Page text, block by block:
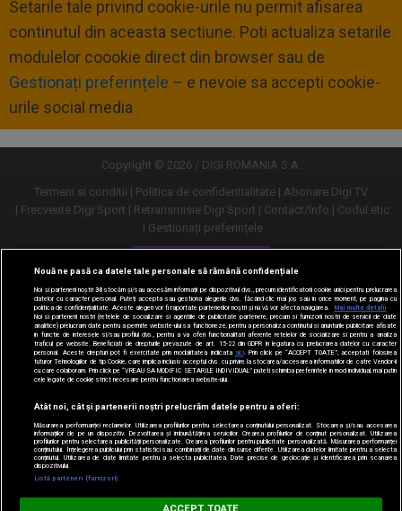
Digi Sport
Setarile tale privind cookie-urile nu permit afisarea
continutul din aceasta sectiune. Poti actualiza setarile
modulelor coookie direct din browser sau de
Gestionați preferințele – e nevoie sa accepti cookie-
urile social media
Copyright © 2026 / DIGI ROMANIA S.A.
Termeni si conditii
Politica de confidentialitate
Abonare Digi TV
Frecvente Digi Sport
Retransmisie Digi Sport Contact/Info
Codul etic
Gestionați preferințele
Versiune desktop
Nouă ne pasă ca datele tale personale să rămână confidențiale
Noi și partenerii noștri30stocăm și/sau accesăm informații pe dispozitivul dvs., precum identificatorii cookie unici pentru prelucrarea
datelor cu caracter personal. Puteți accepta sau gestiona alegerile dvs. făcând clic mai jos sau în orice moment, pe pagina cu
politica de confidențialitate. Aceste alegeri vor fi raportate partenerilor noștri și nu vă vor afecta navigarea.
Mai multe detalii
Noi si partenerii nostri (retelele de socializare si agentiile de publicitate partenere, precum si furnizorii nostri de servicii de date
analitice) prelucram date pentru a permite website-ului sa functioneze, pentru a personaliza continutul si anunturile publicitare afisate
in functie de interesele si/sau profilul dvs., pentru a va oferi functionalitati aferente retelelor de socializare si pentru a analiza
traficul pe website. Beneficiati de drepturile prevazute de art. 15-22 din GDPR in legatura cu prelucrarea datelor cu caracter
personal. Aceste drepturi pot fi exercitate prin modalitatea indicata aici. Prin click pe “ACCEPT TOATE”, acceptati folosirea
tuturor Tehnologiilor de tip Cookie, care implica inclusiv acceptul dvs. cu privire la stocarea/accesarea informatiilor de catre Vendor-ii
cu care colaboram. Prin click pe “VREAU SA MODIFIC SETARILE INDIVIDUAL” puteti schimba preferintele in mod individual, mai putin
cele legate de cookie strict necesare pentru functionarea website-ului.
Atât noi, cât și partenerii noștri prelucrăm datele pentru a oferi:
Măsurarea performanței reclamelor. Utilizarea profilurilor pentru selectarea conținutului personalizat. Stocarea și/sau accesarea
informațiilor de pe un dispozitiv. Dezvoltarea și îmbunătățirea serviciilor. Crearea profilurilor de conținut personalizat. Utilizarea
profilurilor pentru selectarea publicității personalizate. Crearea profilurilor pentru publicitate personalizată. Măsurarea performanței
conținutului. Înțelegerea publicului prin statistici sau combinații de date din surse diferite. Utilizarea datelor limitate pentru a selecta
conținutul. Utilizarea de date limitate pentru a selecta publicitatea. Date precise de geolocație și identificarea prin scanarea
dispozitivului.
Listă parteneri (furnizori)